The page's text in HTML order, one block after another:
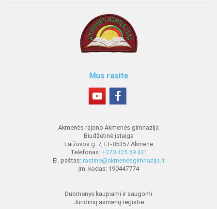
Mus rasite
Akmenės rajono Akmenės gimnazija
Biudžetinė įstaiga
Laižuvos g. 7, LT-85357 Akmenė
Telefonas: +370 425 59 431
El. paštas: rastine@akmenesgimnazija.lt
Įm. kodas: 190447774
Duomenys kaupiami ir saugomi
Juridinių asmenų registre